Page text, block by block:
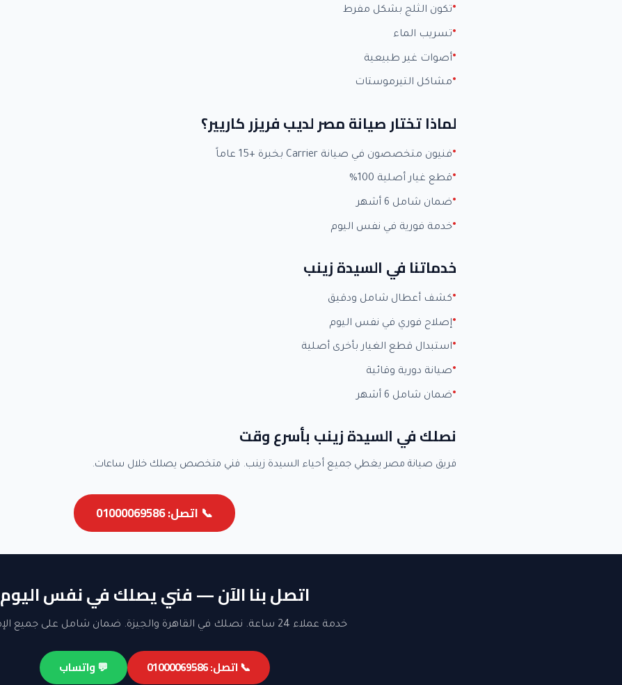
تكون الثلج بشكل مفرط
تسريب الماء
أصوات غير طبيعية
مشاكل التيرموستات
لماذا تختار صيانة مصر لديب فريزر كاريير؟
فنيون متخصصون في صيانة Carrier بخبرة +15 عاماً
قطع غيار أصلية 100%
ضمان شامل 6 أشهر
خدمة فورية في نفس اليوم
خدماتنا في السيدة زينب
كشف أعطال شامل ودقيق
إصلاح فوري في نفس اليوم
استبدال قطع الغيار بأخرى أصلية
صيانة دورية وقائية
ضمان شامل 6 أشهر
نصلك في السيدة زينب بأسرع وقت
فريق صيانة مصر يغطي جميع أحياء السيدة زينب. فني متخصص يصلك خلال ساعات.
📞 اتصل: 01000069586
اتصل بنا الآن — فني يصلك في نفس اليوم
خدمة عملاء 24 ساعة. نصلك في القاهرة والجيزة. ضمان شامل على جميع الإصلاحات.
📞 اتصل: 01000069586 💬 واتساب